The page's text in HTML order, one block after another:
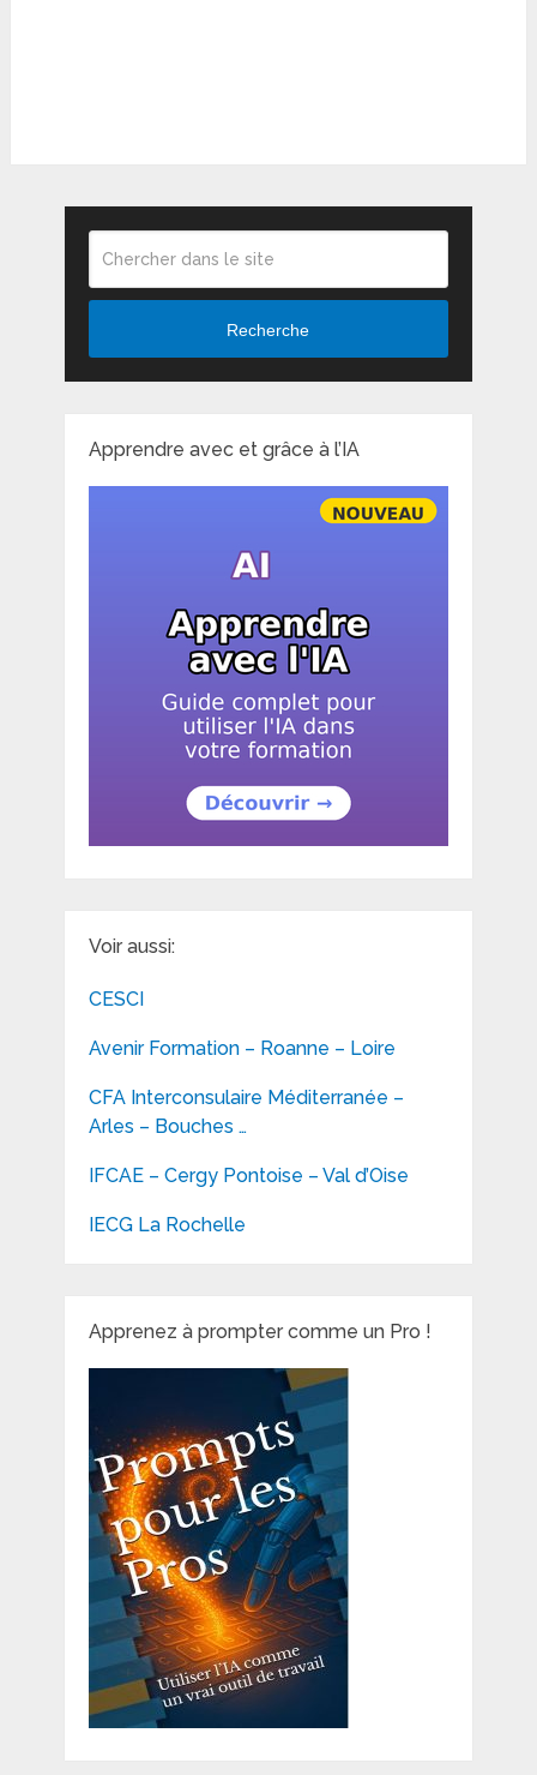
Recherche
Apprendre avec et grâce à l’IA
Voir aussi:
CESCI
Avenir Formation – Roanne – Loire
CFA Interconsulaire Méditerranée –
Arles – Bouches …
IFCAE – Cergy Pontoise – Val d’Oise
IECG La Rochelle
Apprenez à prompter comme un Pro !